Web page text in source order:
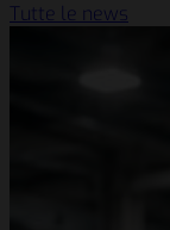
Tutte le news